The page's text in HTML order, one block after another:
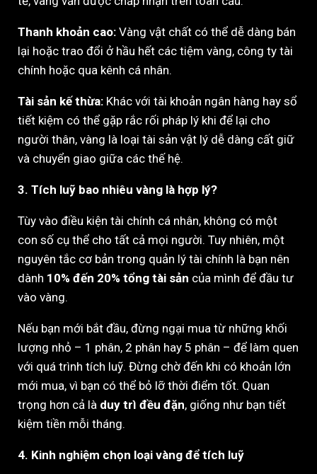
Thanh khoản cao: Vàng vật chất có thể dễ dàng bán
lại hoặc trao đổi ở hầu hết các tiệm vàng, công ty tài
chính hoặc qua kênh cá nhân.
Tài sản kế thừa: Khác với tài khoản ngân hàng hay sổ
tiết kiệm có thể gặp rắc rối pháp lý khi để lại cho
người thân, vàng là loại tài sản vật lý dễ dàng cất giữ
và chuyển giao giữa các thế hệ.
3. Tích luỹ bao nhiêu vàng là hợp lý?
Tùy vào điều kiện tài chính cá nhân, không có một
con số cụ thể cho tất cả mọi người. Tuy nhiên, một
nguyên tắc cơ bản trong quản lý tài chính là bạn nên
dành 10% đến 20% tổng tài sản của mình để đầu tư
vào vàng.
Nếu bạn mới bắt đầu, đừng ngại mua từ những khối
lượng nhỏ – 1 phân, 2 phân hay 5 phân – để làm quen
với quá trình tích luỹ. Đừng chờ đến khi có khoản lớn
mới mua, vì bạn có thể bỏ lỡ thời điểm tốt. Quan
trọng hơn cả là duy trì đều đặn, giống như bạn tiết
kiệm tiền mỗi tháng.
4. Kinh nghiệm chọn loại vàng để tích luỹ